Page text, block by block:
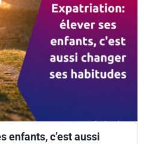
enfants, c’est aussi